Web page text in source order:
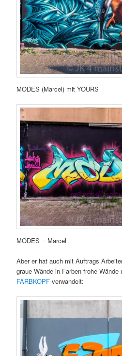
MODES (Marcel) mit YOURS
MODES = Marcel
Aber er hat auch mit Auftrags
graue Wände in Farben frohe Wände
FARBKOPF verwandelt: